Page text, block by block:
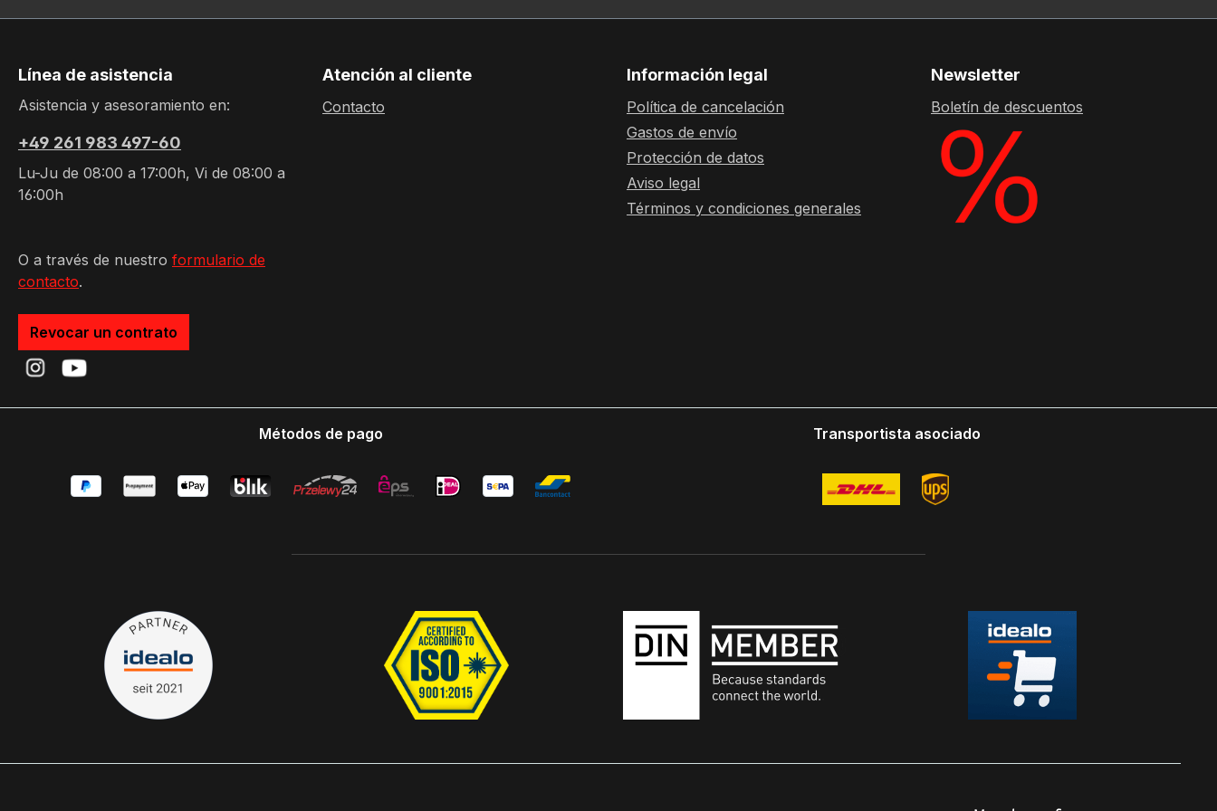
Línea de asistencia
Asistencia y asesoramiento en:
+49 261 983 497-60
Lu-Ju de 08:00 a 17:00h, Vi de 08:00 a
16:00h
O a través de nuestro formulario de
contacto.
Revocar un contrato
Atención al cliente
Contacto
Información legal
Política de cancelación
Gastos de envío
Protección de datos
Aviso legal
Términos y condiciones generales
Newsletter
Boletín de descuentos
Métodos de pago Transportista asociado